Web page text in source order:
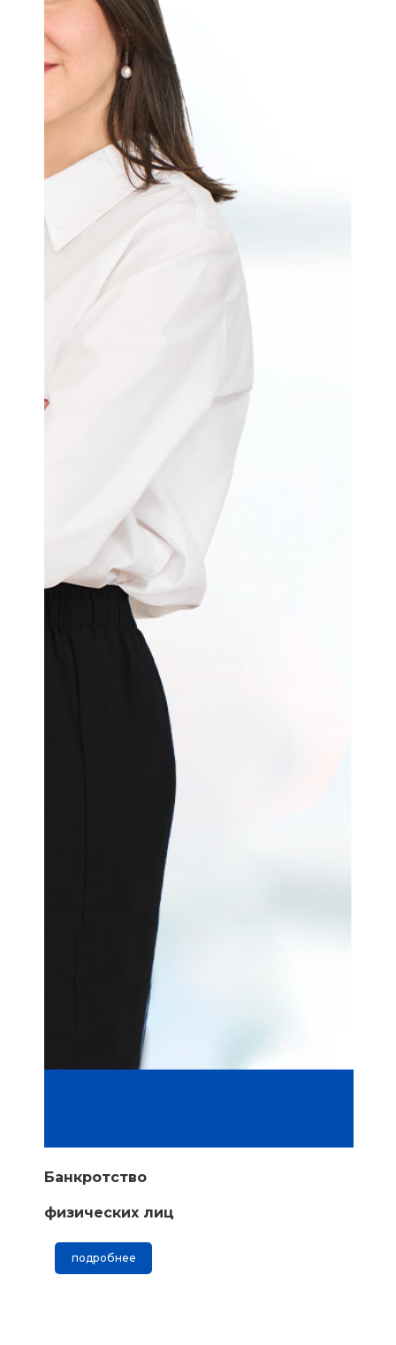
Банкротство
физических лиц
подробнее